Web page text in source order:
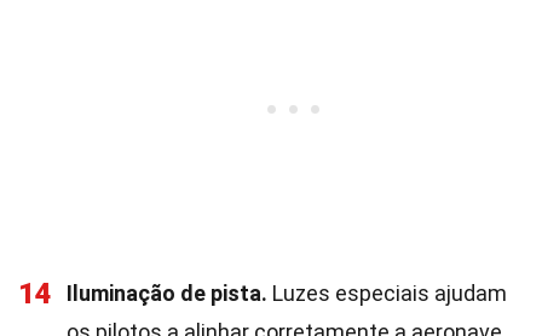
14 Iluminação de pista. Luzes especiais ajudam